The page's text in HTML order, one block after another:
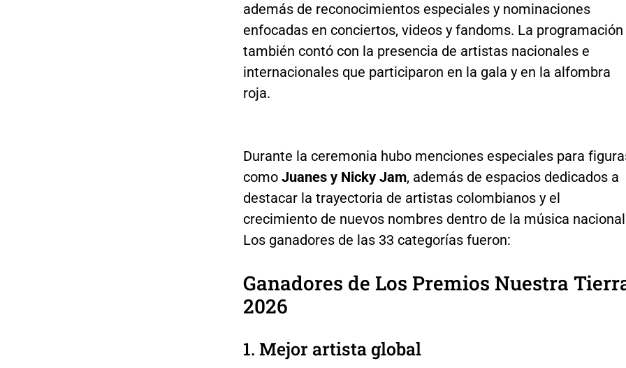
además de reconocimientos especiales y nominaciones
enfocadas en conciertos, videos y fandoms. La programación
también contó con la presencia de artistas nacionales e
internacionales que participaron en la gala y en la alfombra
roja.
Durante la ceremonia hubo menciones especiales para
comoJuanes y Nicky Jam, además de espacios dedicados a
destacar la trayectoria de artistas colombianos y el
crecimiento de nuevos nombres dentro de la música
Los ganadores de las 33 categorías fueron:
Ganadores de Los Premios Nuestra
2026
1. Mejor artista global